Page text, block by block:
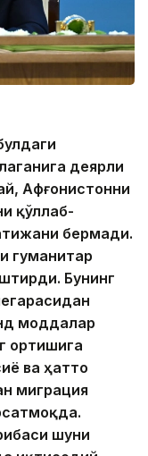
деярли
Афғонистонни
қўллаб-
бермади.
гуманитар
Бунинг
моддалар
ортишига
ва ҳатто
миграция
шуни